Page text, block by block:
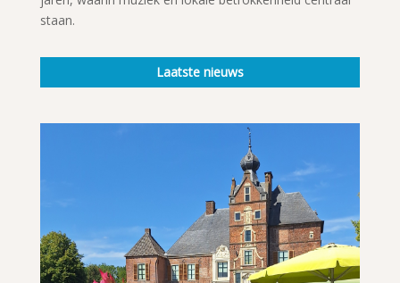
staan.
Laatste nieuws